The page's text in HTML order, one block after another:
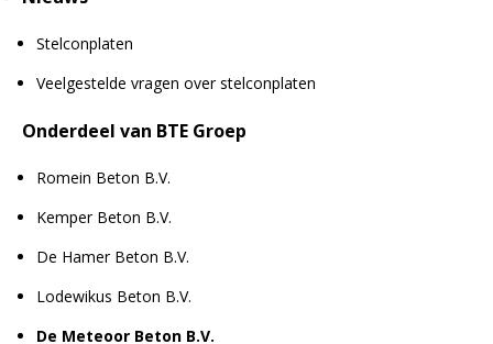
Stelconplaten
Veelgestelde vragen over stelconplaten
Onderdeel van BTE Groep
Romein Beton B.V.
Kemper Beton B.V.
De Hamer Beton B.V.
Lodewikus Beton B.V.
De Meteoor Beton B.V.